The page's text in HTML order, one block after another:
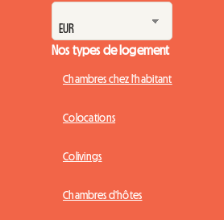
Nos types de logement
Chambres chez l'habitant
Colocations
Colivings
Chambres d'hôtes